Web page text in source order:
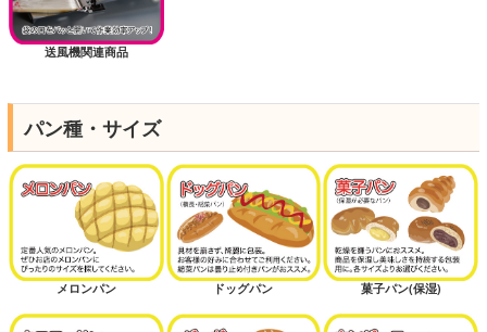
送風機関連商品
パン種・サイズ
メロンパン ドッグパン 菓子パン(保湿)